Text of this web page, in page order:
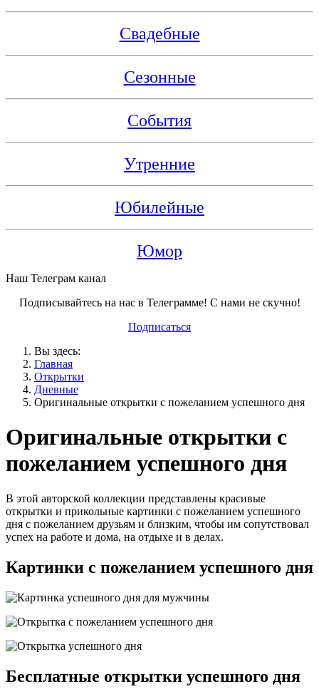
Свадебные
Сезонные
События
Утренние
Юбилейные
Юмор
Наш Телеграм канал
Подписывайтесь на нас в Телеграмме! С нами не скучно!
Подписаться
Вы здесь:
Главная
Открытки
Дневные
Оригинальные открытки с пожеланием успешного дня
Оригинальные открытки с
пожеланием успешного дня
В этой авторской коллекции представлены красивые
открытки и прикольные картинки с пожеланием успешного
дня с пожеланием друзьям и близким, чтобы им сопутствовал
успех на работе и дома, на отдыхе и в делах.
Картинки с пожеланием успешного дня
Бесплатные открытки успешного дня